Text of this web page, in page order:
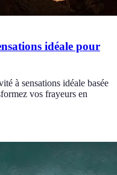
idéale pour
à sensations idéale basée
vos frayeurs en